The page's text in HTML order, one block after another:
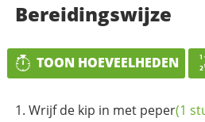
Bereidingswijze
TOON HOEVEELHEDEN
Wrijf de kip in met peper(1